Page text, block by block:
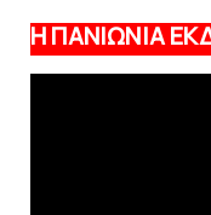
Η ΠΑΝΙΩΝΙΑ